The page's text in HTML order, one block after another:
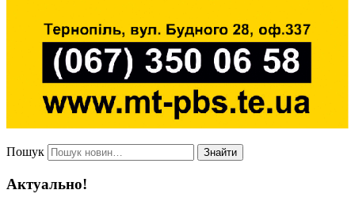
Пошук Знайти
Актуально!